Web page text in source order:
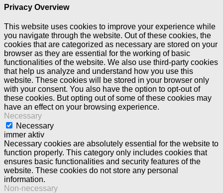
Privacy Overview
This website uses cookies to improve your experience while
you navigate through the website. Out of these cookies, the
cookies that are categorized as necessary are stored on your
browser as they are essential for the working of basic
functionalities of the website. We also use third-party cookies
that help us analyze and understand how you use this
website. These cookies will be stored in your browser only
with your consent. You also have the option to opt-out of
these cookies. But opting out of some of these cookies may
have an effect on your browsing experience.
Necessary
Necessary
immer aktiv
Necessary cookies are absolutely essential for the website to
function properly. This category only includes cookies that
ensures basic functionalities and security features of the
website. These cookies do not store any personal
information.
Non-necessary